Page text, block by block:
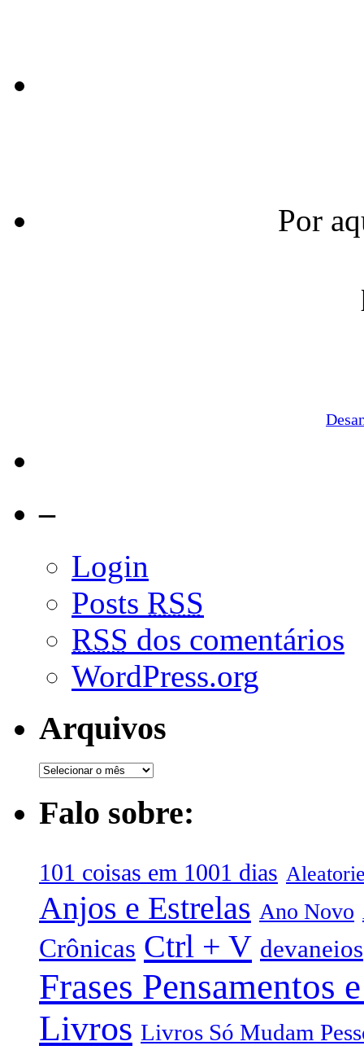
Por
–
Login
Posts RSS
RSS dos comentários
WordPress.org
Arquivos
Falo sobre:
101 coisas em 1001 dias
Anjos e Estrelas Ano Novo
Crônicas Ctrl + V devaneios
Frases Pensamentos
Livros Livros Só Mudam